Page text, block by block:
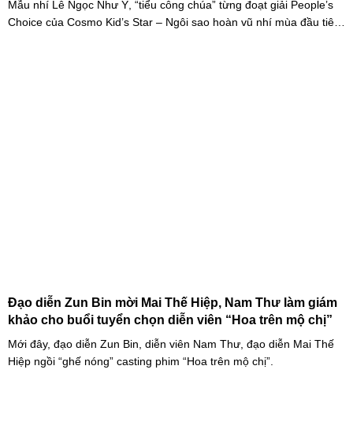
Mẫu nhí Lê Ngọc Như Ý, “tiểu công chúa” từng đoạt giải People’s
Choice của Cosmo Kid’s Star – Ngôi sao hoàn vũ nhí mùa đầu tiên
Đạo diễn Zun Bin mời Mai Thế Hiệp, Nam Thư làm giám
khảo cho buổi tuyển chọn diễn viên “Hoa trên mộ chị”
Mới đây, đạo diễn Zun Bin, diễn viên Nam Thư, đạo diễn Mai Thế
Hiệp ngồi “ghế nóng” casting phim “Hoa trên mộ chị”.